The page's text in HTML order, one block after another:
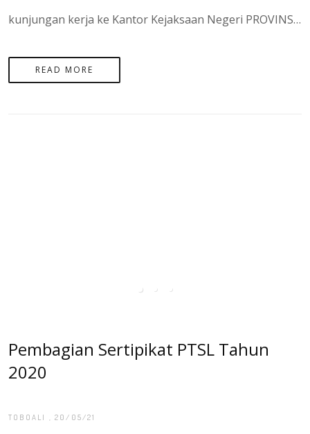
kunjungan kerja ke Kantor Kejaksaan Negeri PROVINSI SUMATERA UTARA dalam rangka Studi Tiru Pembangunan Zona Integritas pada Kantor Pertanahan PROVINSI SUMATERA UTARA
READ MORE
Pembagian Sertipikat PTSL Tahun
2020
TOBOALI , 20/05/21